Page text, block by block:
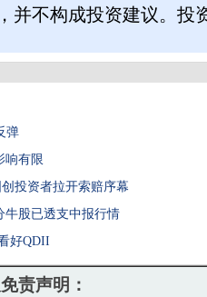
并不构成投资建议。投
弹
响有限
投资者拉开索赔序幕
牛股已透支中报行情
好QDII
责声明：